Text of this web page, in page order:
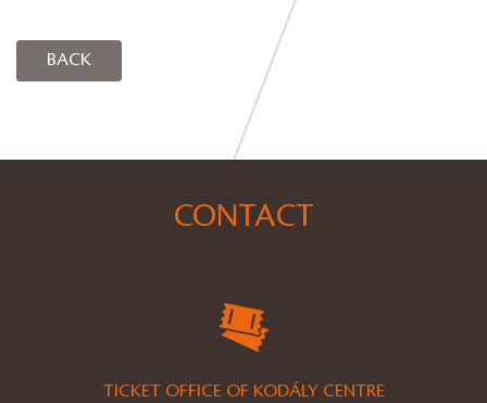
BACK
CONTACT
TICKET OFFICE OF KODÁLY CENTRE